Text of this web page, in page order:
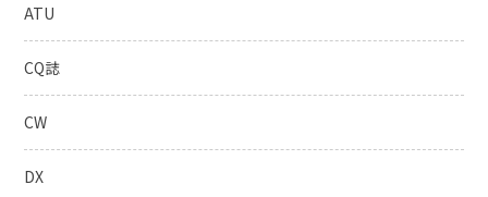
ATU
CQ誌
CW
DX